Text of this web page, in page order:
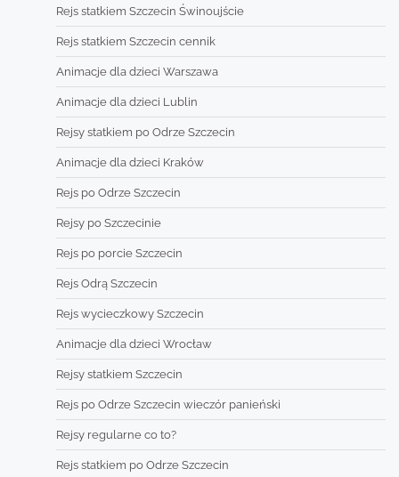
Rejs statkiem Szczecin Świnoujście
Rejs statkiem Szczecin cennik
Animacje dla dzieci Warszawa
Animacje dla dzieci Lublin
Rejsy statkiem po Odrze Szczecin
Animacje dla dzieci Kraków
Rejs po Odrze Szczecin
Rejsy po Szczecinie
Rejs po porcie Szczecin
Rejs Odrą Szczecin
Rejs wycieczkowy Szczecin
Animacje dla dzieci Wrocław
Rejsy statkiem Szczecin
Rejs po Odrze Szczecin wieczór panieński
Rejsy regularne co to?
Rejs statkiem po Odrze Szczecin